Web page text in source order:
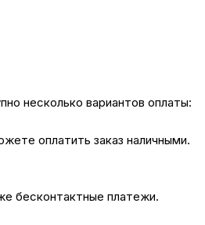
несколько вариантов оплаты:
оплатить заказ наличными.
бесконтактные платежи.